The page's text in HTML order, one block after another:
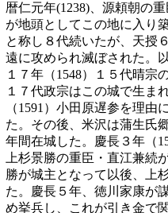
暦仁元年(1238)、源頼朝の
が地頭としてこの地に入り
と称し８代続いたが、天授
遠に攻められ滅ぼされた。
１７年（1548）１５代晴宗
１７代政宗はこの城で生ま
（1591）小田原遅参を理由
た。その後、米沢は蒲生氏
年間在城した。慶長３年（
上杉景勝の重臣・直江兼続
勝が城主となって以後、上
た。慶長５年、徳川家康が
め挙兵し、これが引き金で